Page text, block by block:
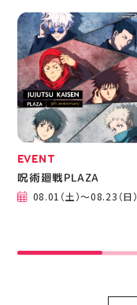
EVENT
呪術廻戦PLAZA
08.01（土）～08.23（日）